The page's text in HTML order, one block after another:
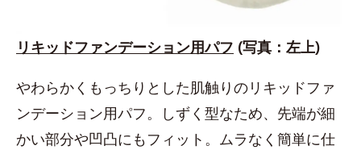
リキッドファンデーション用パフ (写真：左上)
やわらかくもっちりとした肌触りのリキッドファ
ンデーション用パフ。しずく型なため、先端が細
かい部分や凹凸にもフィット。ムラなく簡単に仕